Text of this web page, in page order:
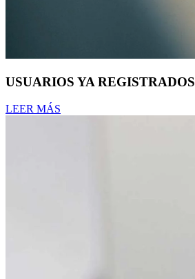
USUARIOS YA REGISTRADOS
LEER MÁS